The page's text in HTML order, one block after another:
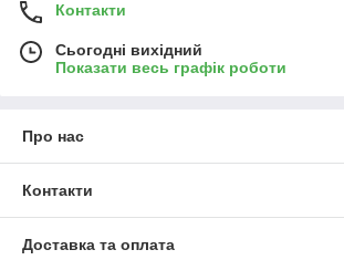
Контакти
Сьогодні вихідний
Показати весь графік роботи
Про нас
Контакти
Доставка та оплата